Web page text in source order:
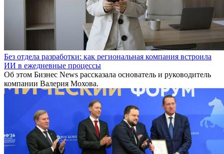
Без отдела разработки: как региональная компания встроила
ИИ в ежедневные процессы
Об этом Бизнес News рассказала основатель и руководитель
компании Валерия Мохова.